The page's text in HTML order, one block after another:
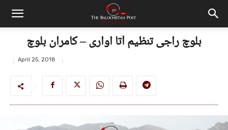
بلوچ راجی تنظیم آتا اواری – کامران بلوچ
April 25, 2018